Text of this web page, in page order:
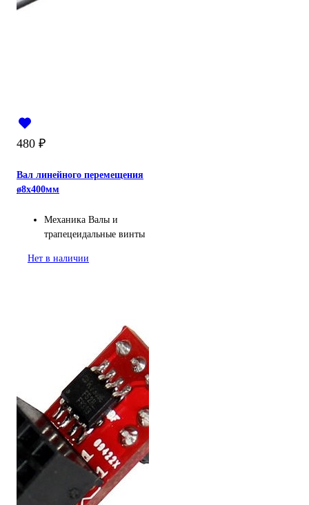
480 ₽
Вал линейного перемещения
ø8х400мм
Механика Валы и
трапецеидальные винты
Нет в наличии